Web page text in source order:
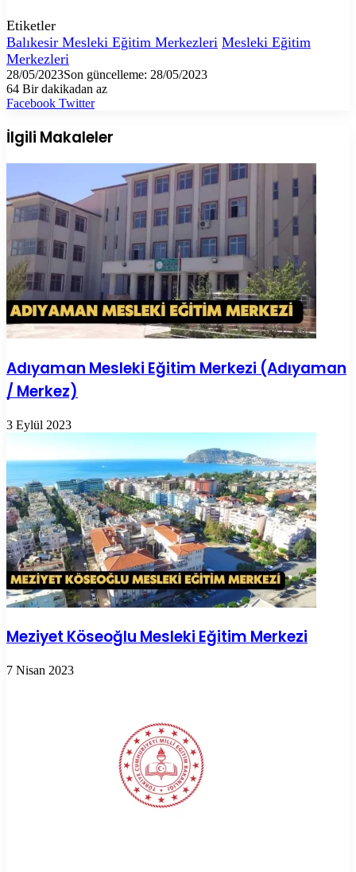
Etiketler
Balıkesir Mesleki Eğitim Merkezleri Mesleki Eğitim
Merkezleri
28/05/2023Son güncelleme: 28/05/2023
64 Bir dakikadan az
Facebook TwitterLinkedIn
Tumblr
Pinterest
Reddit
VKontakte
E-
ile
paylaş
Yazdır
İlgili Makaleler
Adıyaman Mesleki Eğitim Merkezi (Adıyaman
/ Merkez)
3 Eylül 2023
Meziyet Köseoğlu Mesleki Eğitim Merkezi
7 Nisan 2023